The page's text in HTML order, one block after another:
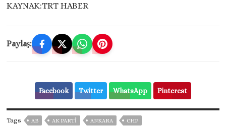
KAYNAK:TRT HABER
Paylaş:
Facebook Twitter WhatsApp Pinterest
Tags AB AK PARTİ ANKARA
CHP